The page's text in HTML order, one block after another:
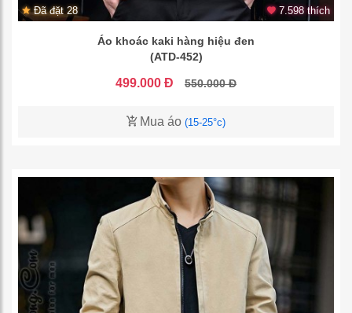
Đã đặt 28 7.598 thích
Áo khoác kaki hàng hiệu đen
(ATD-452)
499.000 Đ 550.000 Đ
Mua áo (15-25°c)